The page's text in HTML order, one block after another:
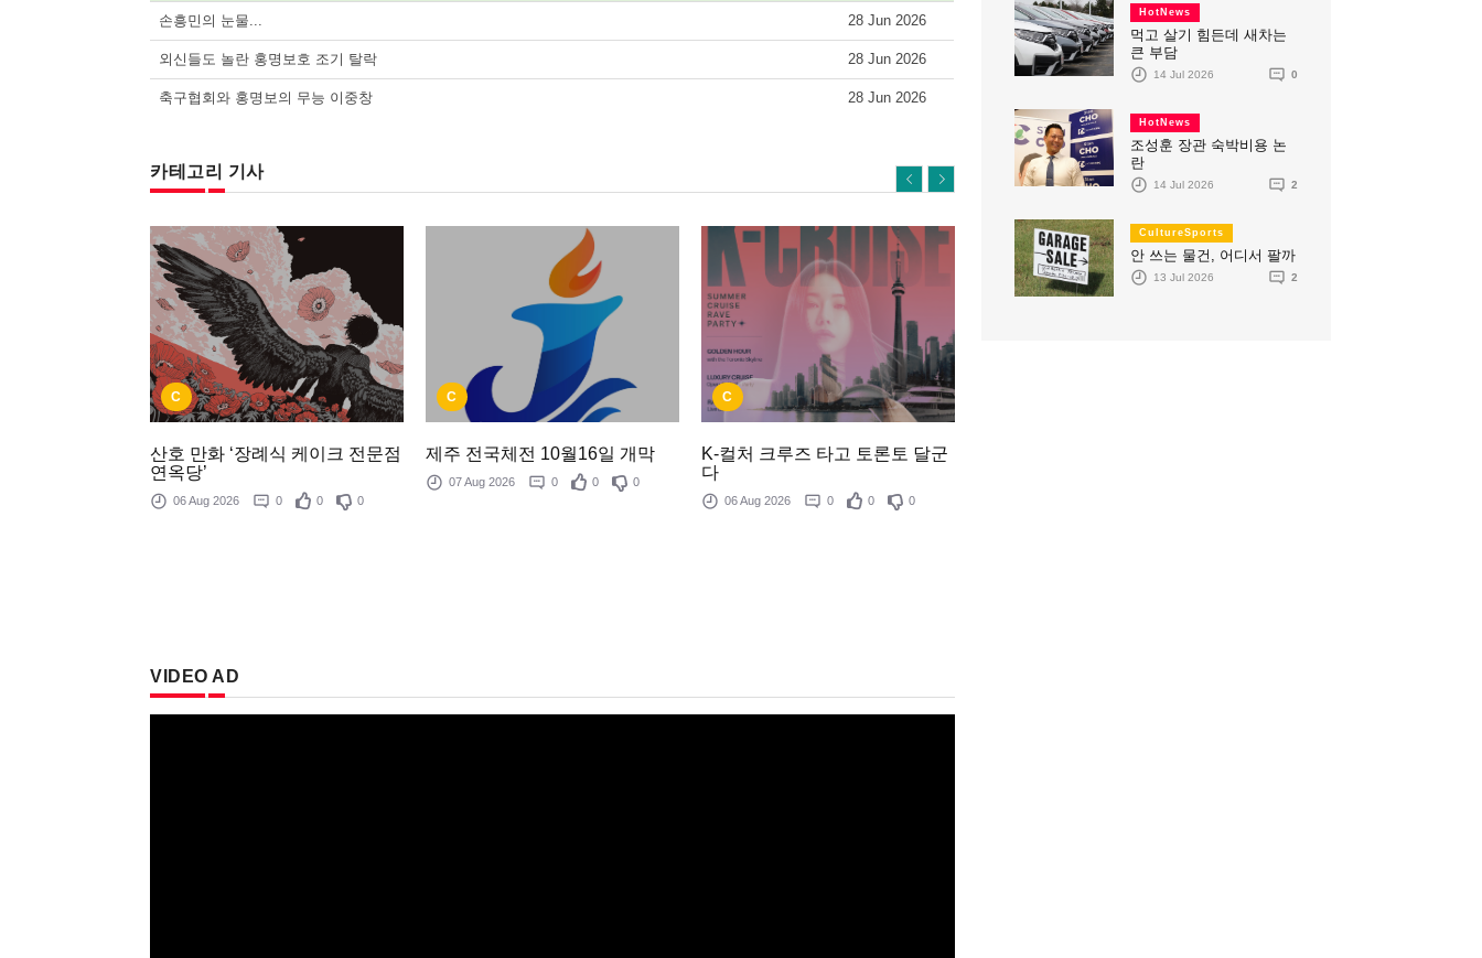
손흥민의 눈물... 28 Jun 2026
외신들도 놀란 홍명보호 조기 탈락 28 Jun 2026
축구협회와 홍명보의 무능 이중창 28 Jun 2026
카테고리 기사
C
산호 만화 ‘장례식 케이크 전문점
연옥당’
06 Aug 2026 0 0 0
C
제주 전국체전 10월16일 개막
07 Aug 2026 0 0 0
C
K-컬처 크루즈 타고 토론토 달군
다
06 Aug 2026 0 0 0
VIDEO AD
HotNews
먹고 살기 힘든데 새차는
큰 부담
14 Jul 2026 0
HotNews
조성훈 장관 숙박비용 논
란
14 Jul 2026 2
CultureSports
안 쓰는 물건, 어디서 팔까
13 Jul 2026 2